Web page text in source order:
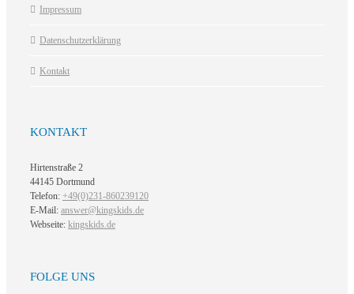
Impressum
Datenschutzerklärung
Kontakt
KONTAKT
Hirtenstraße 2
44145 Dortmund
Telefon: +49(0)231-860239120
E-Mail: answer@kingskids.de
Webseite: kingskids.de
FOLGE UNS